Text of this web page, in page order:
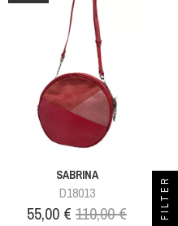
SABRINA
D18013
Prix
55,00 € Prix
110,00 € FILTER